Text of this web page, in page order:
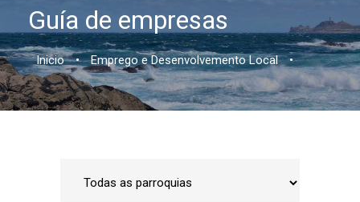
Guía de empresas
Inicio • Emprego e Desenvolvemento Local •